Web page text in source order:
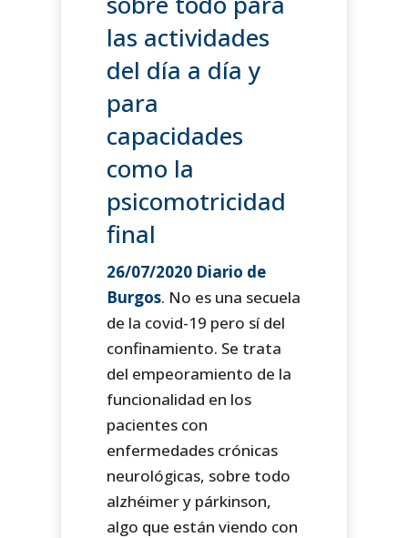
las actividades
del día a día y
para
capacidades
como la
psicomotricidad
final
26/07/2020 Diario de
Burgos. No es una secuela
de la covid-19 pero sí del
confinamiento. Se trata
del empeoramiento de la
funcionalidad en los
pacientes con
enfermedades crónicas
neurológicas, sobre todo
alzhéimer y párkinson,
algo que están viendo con